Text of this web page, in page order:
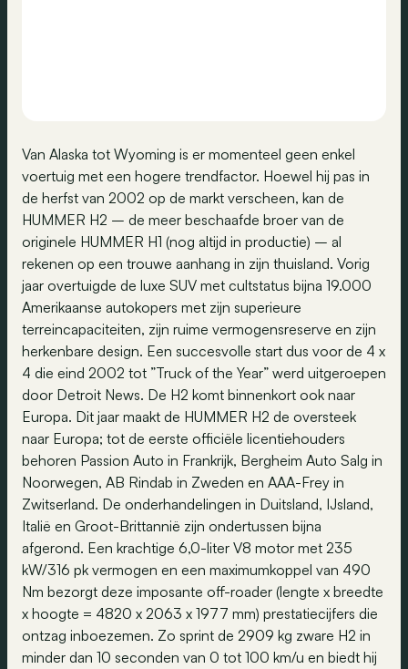
Van Alaska tot Wyoming is er momenteel geen enkel
voertuig met een hogere trendfactor. Hoewel hij pas in
de herfst van 2002 op de markt verscheen, kan de
HUMMER H2 – de meer beschaafde broer van de
originele HUMMER H1 (nog altijd in productie) – al
rekenen op een trouwe aanhang in zijn thuisland. Vorig
jaar overtuigde de luxe SUV met cultstatus bijna 19.000
Amerikaanse autokopers met zijn superieure
terreincapaciteiten, zijn ruime vermogensreserve en zijn
herkenbare design. Een succesvolle start dus voor de 4 x
4 die eind 2002 tot ”Truck of the Year” werd uitgeroepen
door Detroit News. De H2 komt binnenkort ook naar
Europa. Dit jaar maakt de HUMMER H2 de oversteek
naar Europa; tot de eerste officiële licentiehouders
behoren Passion Auto in Frankrijk, Bergheim Auto Salg in
Noorwegen, AB Rindab in Zweden en AAA-Frey in
Zwitserland. De onderhandelingen in Duitsland, IJsland,
Italië en Groot-Brittannië zijn ondertussen bijna
afgerond. Een krachtige 6,0-liter V8 motor met 235
kW/316 pk vermogen en een maximumkoppel van 490
Nm bezorgt deze imposante off-roader (lengte x breedte
x hoogte = 4820 x 2063 x 1977 mm) prestatiecijfers die
ontzag inboezemen. Zo sprint de 2909 kg zware H2 in
minder dan 10 seconden van 0 tot 100 km/u en biedt hij